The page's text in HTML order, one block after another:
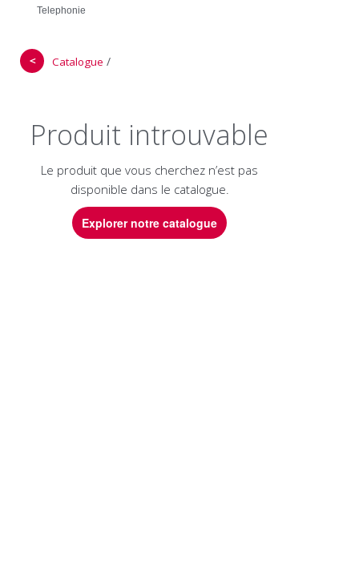
Telephonie
＜ Catalogue /
Produit introuvable
Le produit que vous cherchez n’est pas
disponible dans le catalogue.
Explorer notre catalogue